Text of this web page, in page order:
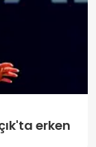
erken